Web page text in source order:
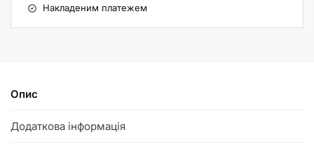
Накладеним платежем
Опис
Додаткова інформація